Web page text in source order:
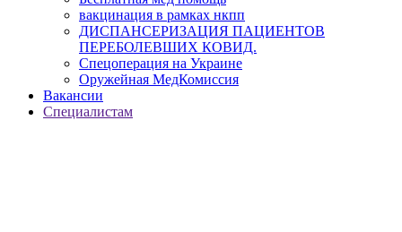
вакцинация в рамках нкпп
ДИСПАНСЕРИЗАЦИЯ ПАЦИЕНТОВ
ПЕРЕБОЛЕВШИХ КОВИД.
Спецоперация на Украине
Оружейная МедКомиссия
Вакансии
Специалистам